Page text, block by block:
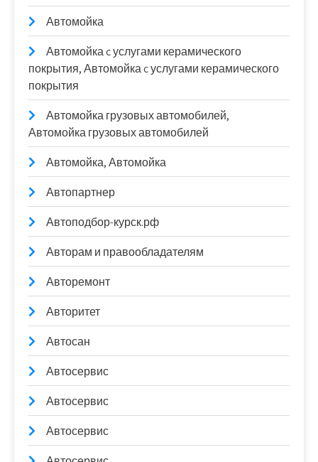
Автомойка
Автомойка c услугами керамического
покрытия, Автомойка c услугами керамического
покрытия
Автомойка грузовых автомобилей,
Автомойка грузовых автомобилей
Автомойка, Автомойка
Автопартнер
Автоподбор-курск.рф
Авторам и правообладателям
Авторемонт
Авторитет
Автосан
Автосервис
Автосервис
Автосервис